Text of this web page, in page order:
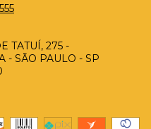
TATUÍ, 275 -
- SÃO PAULO - SP